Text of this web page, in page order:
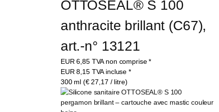
OTTOSEAL® S 100
anthracite brillant (C67),
art.-n° 13121
EUR6,85 TVA non comprise *
EUR8,15 TVA incluse *
300 ml (€ 27,17 / litre)